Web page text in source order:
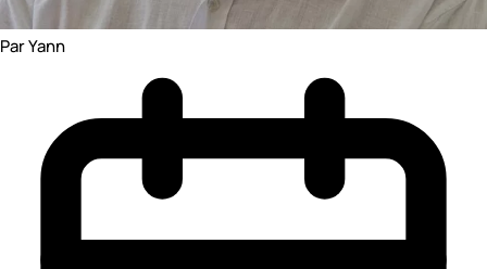
Par Yann